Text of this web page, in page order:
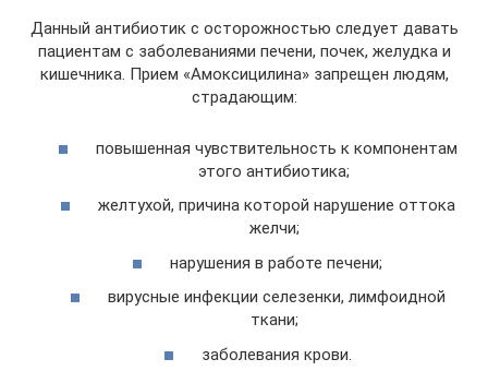
Данный антибиотик с осторожностью следует давать
пациентам с заболеваниями печени, почек, желудка и
кишечника. Прием «Амоксицилина» запрещен людям,
страдающим:
повышенная чувствительность к компонентам
этого антибиотика;
желтухой, причина которой нарушение оттока
желчи;
нарушения в работе печени;
вирусные инфекции селезенки, лимфоидной
ткани;
заболевания крови.